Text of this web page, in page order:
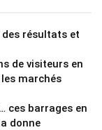
des résultats et
de visiteurs en
marchés
ces barrages en
donne